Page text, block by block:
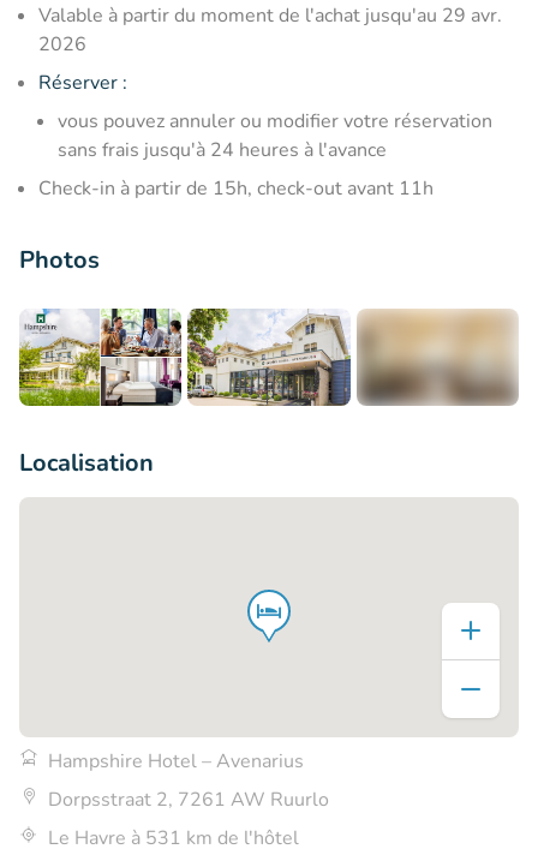
Valable à partir du moment de l'achat jusqu'au 29 avr.
2026
Réserver :
vous pouvez annuler ou modifier votre réservation
sans frais jusqu'à 24 heures à l'avance
Check-in à partir de 15h, check-out avant 11h
Photos
Localisation
Hampshire Hotel – Avenarius
Dorpsstraat 2, 7261 AW Ruurlo
Le Havre à 531 km de l'hôtel